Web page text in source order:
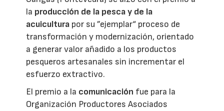
la producción de la pesca y de la
acuicultura por su ”ejemplar“ proceso de
transformación y modernización, orientado
a generar valor añadido a los productos
pesqueros artesanales sin incrementar el
esfuerzo extractivo.
El premio a la comunicación fue para la
Organización Productores Asociados